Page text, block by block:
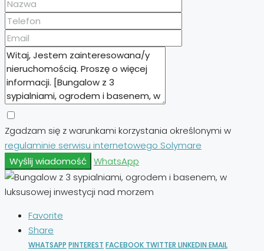
Zgadzam się z warunkami korzystania określonymi w
regulaminie serwisu internetowego Solymare
Wyślij wiadomość WhatsApp
Favorite
Share
WHATSAPP PINTEREST FACEBOOK TWITTER LINKEDIN EMAIL